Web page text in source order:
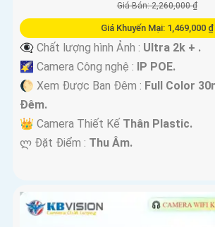
Giá Bán: 2,260,000 ₫
Giá Khuyến Mại: 1,469,000 ₫
👁️‍🗨 Chất lượng hình Ảnh : Ultra 2k + .
🌠 Camera Công nghệ :
IP POE.
🌔 Xem Được Ban Đêm : Full Color
Ðêm.
👑 Camera Thiết Kế Thân Plastic.
️ლ Đặt Điểm : Thu Âm.